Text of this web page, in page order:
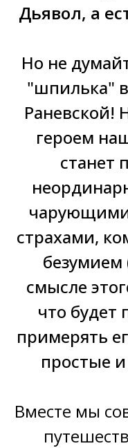
Дьявол, а
Но не
"шпилька"
Раневской!
героем
станет
страхами,
смысле
что будет
примерять
простые
Вместе мы